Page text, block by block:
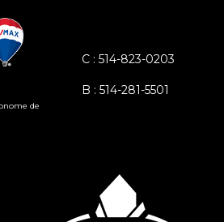
de
C : 514-823-0203
B : 514-281-5501